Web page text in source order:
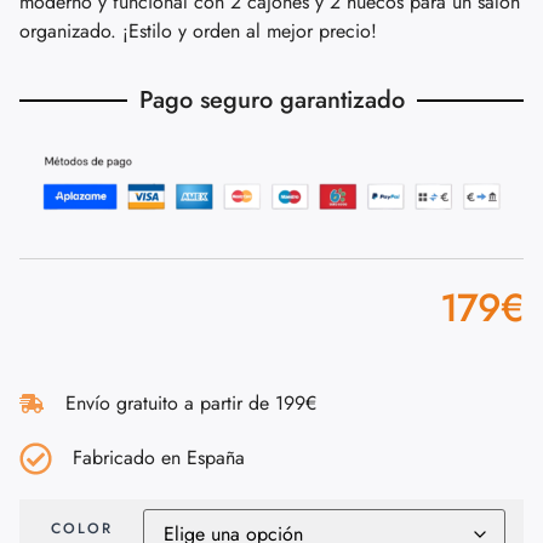
organizado. ¡Estilo y orden al mejor precio!
Pago seguro garantizado
179€
Envío gratuito a partir de 199€
Fabricado en España
COLOR